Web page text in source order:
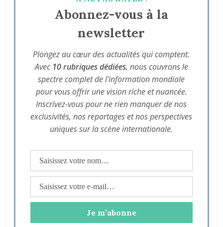
Abonnez-vous à la
newsletter
Plongez au cœur des actualités qui comptent.
Avec 10 rubriques dédiées, nous couvrons le
spectre complet de l'information mondiale
pour vous offrir une vision riche et nuancée.
Inscrivez-vous pour ne rien manquer de nos
exclusivités, nos reportages et nos perspectives
uniques sur la scène internationale.